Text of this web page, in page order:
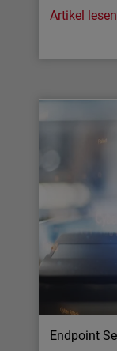
Artikel lesen
Endpoint